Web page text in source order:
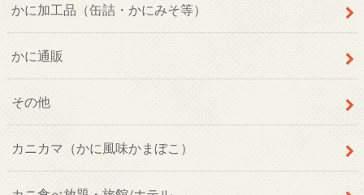
かに加工品（缶詰・かにみそ等）
かに通販
その他
カニカマ（かに風味かまぼこ）